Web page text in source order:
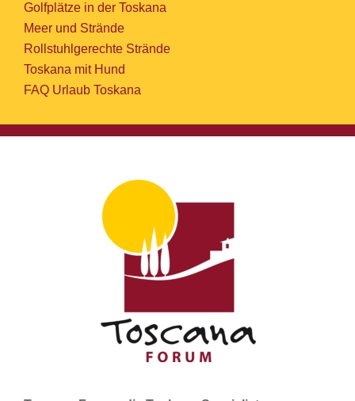
Golfplätze in der Toskana
Meer und Strände
Rollstuhlgerechte Strände
Toskana mit Hund
FAQ Urlaub Toskana